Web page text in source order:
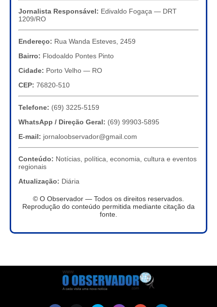
Jornalista Responsável: Edivaldo Fogaça — DRT
1209/RO
Endereço: Rua Wanda Esteves, 2459
Bairro: Flodoaldo Pontes Pinto
Cidade: Porto Velho — RO
CEP: 76820-510
Telefone: (69) 3225-5159
WhatsApp / Direção Geral: (69) 99903-5895
E-mail: jornaloobservador@gmail.com
Conteúdo: Notícias, política, economia, cultura e eventos
regionais
Atualização: Diária
© O Observador — Todos os direitos reservados.
Reprodução do conteúdo permitida mediante citação da
fonte.